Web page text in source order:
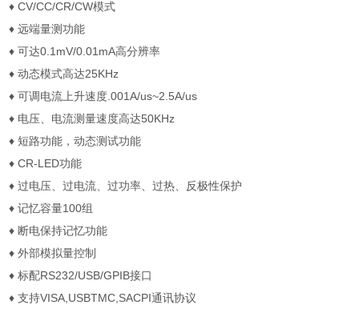
♦ CV/CC/CR/CW模式
♦ 远端量测功能
♦ 可达0.1mV/0.01mA高分辨率
♦ 动态模式高达25KHz
♦ 可调电流上升速度.001A/us~2.5A/us
♦ 电压、电流测量速度高达50KHz
♦ 短路功能，动态测试功能
♦ CR-LED功能
♦ 过电压、过电流、过功率、过热、反极性保护
♦ 记忆容量100组
♦ 断电保持记忆功能
♦ 外部模拟量控制
♦ 标配RS232/USB/GPIB接口
♦ 支持VISA,USBTMC,SACPI通讯协议